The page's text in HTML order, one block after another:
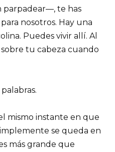
te has
nosotros. Hay una
Puedes vivir allí. Al
tu cabeza cuando
mismo instante en que
se queda en
más grande que